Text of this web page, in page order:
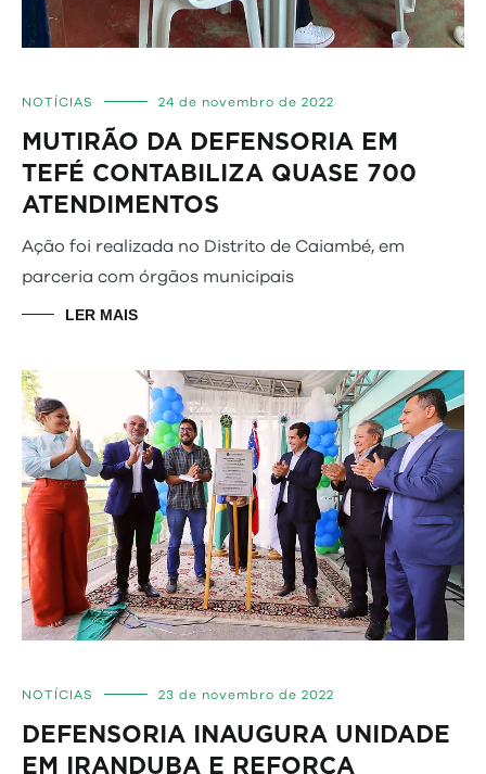
NOTÍCIAS 24 de novembro de 2022
MUTIRÃO DA DEFENSORIA EM
TEFÉ CONTABILIZA QUASE 700
ATENDIMENTOS
Ação foi realizada no Distrito de Caiambé, em
parceria com órgãos municipais
LER MAIS
NOTÍCIAS 23 de novembro de 2022
DEFENSORIA INAUGURA UNIDADE
EM IRANDUBA E REFORÇA